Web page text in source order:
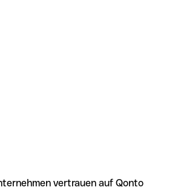
vertrauen auf Qonto